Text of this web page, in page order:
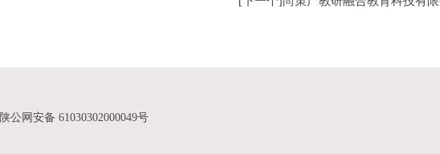
陕公网安备 61030302000049号